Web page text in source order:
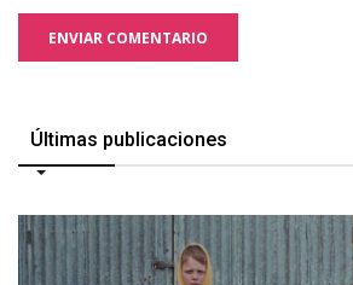
ENVIAR COMENTARIO
Últimas publicaciones